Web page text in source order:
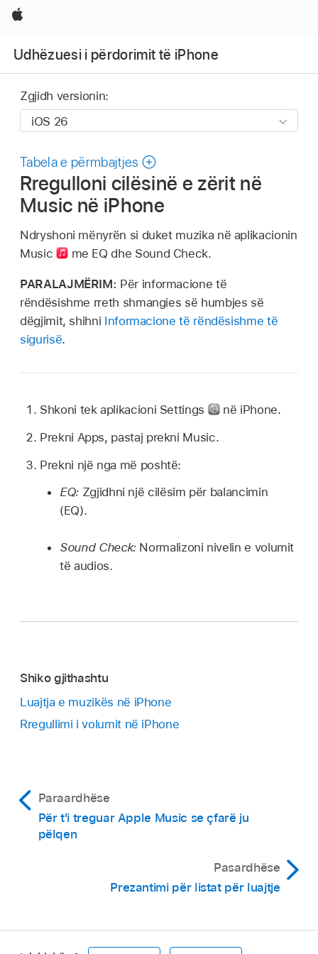
Apple
Udhëzuesi i përdorimit të iPhone
Zgjidh versionin:
Tabela e përmbajtjes
Rregulloni cilësinë e zërit në
Music në iPhone
Ndryshoni mënyrën si duket muzika në aplikacionin
Music
me EQ dhe Sound Check.
PARALAJMËRIM: Për informacione të
rëndësishme rreth shmangies së humbjes së
dëgjimit, shihni Informacione të rëndësishme të
sigurisë.
Shkoni tek aplikacioni Settings
në iPhone.
Prekni Apps, pastaj prekni Music.
Prekni një nga më poshtë:
EQ: Zgjidhni një cilësim për balancimin
(EQ).
Sound Check: Normalizoni nivelin e volumit
të audios.
Shiko gjithashtu
Luajtja e muzikës në iPhone
Rregullimi i volumit në iPhone
Paraardhëse
Për t'i treguar Apple Music se çfarë ju
pëlqen
Pasardhëse
Prezantimi për listat për luajtje